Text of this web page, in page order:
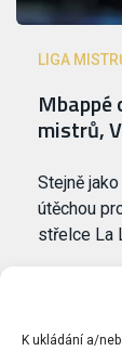
K ukládání a/
LIGA
mistrů,
Stejně
útěchou
střelce La